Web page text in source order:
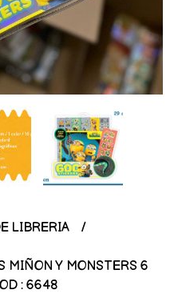
LIBRERIA
MIÑON Y MONSTERS 6
: 6648